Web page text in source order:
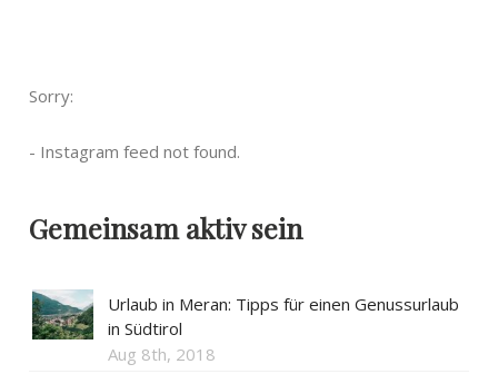
Sorry:
- Instagram feed not found.
Gemeinsam aktiv sein
Urlaub in Meran: Tipps für einen Genussurlaub
in Südtirol
Aug 8th, 2018